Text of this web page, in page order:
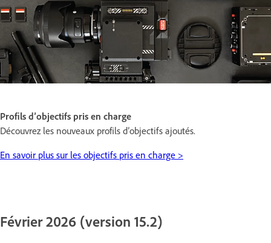
Profils d’objectifs pris en charge
Découvrez les nouveaux profils d’objectifs ajoutés.
En savoir plus sur les objectifs pris en charge >
Février 2026 (version 15.2)